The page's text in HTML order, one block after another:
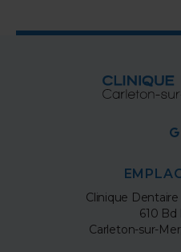
Clinique
610 Bd
Carleton-sur-Mer